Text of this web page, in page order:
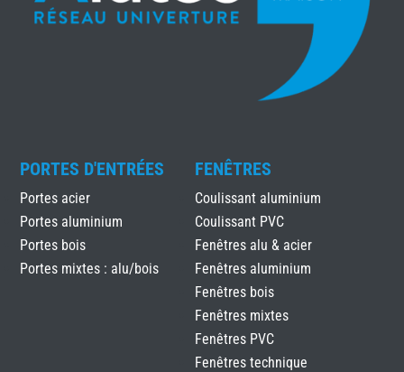
PORTES D'ENTRÉES
Portes acier
Portes aluminium
Portes bois
Portes mixtes : alu/bois
FENÊTRES
Coulissant aluminium
Coulissant PVC
Fenêtres alu & acier
Fenêtres aluminium
Fenêtres bois
Fenêtres mixtes
Fenêtres PVC
Fenêtres technique